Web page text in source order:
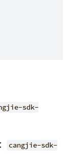
sdk-
cangjie-sdk-